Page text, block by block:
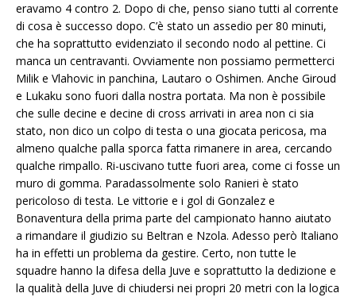
eravamo 4 contro 2. Dopo di che, penso siano tutti al corrente
di cosa è successo dopo. C’è stato un assedio per 80 minuti,
che ha soprattutto evidenziato il secondo nodo al pettine. Ci
manca un centravanti. Ovviamente non possiamo permetterci
Milik e Vlahovic in panchina, Lautaro o Oshimen. Anche Giroud
e Lukaku sono fuori dalla nostra portata. Ma non è possibile
che sulle decine e decine di cross arrivati in area non ci sia
stato, non dico un colpo di testa o una giocata pericosa, ma
almeno qualche palla sporca fatta rimanere in area, cercando
qualche rimpallo. Ri-uscivano tutte fuori area, come ci fosse un
muro di gomma. Paradassolmente solo Ranieri è stato
pericoloso di testa. Le vittorie e i gol di Gonzalez e
Bonaventura della prima parte del campionato hanno aiutato
a rimandare il giudizio su Beltran e Nzola. Adesso però Italiano
ha in effetti un problema da gestire. Certo, non tutte le
squadre hanno la difesa della Juve e soprattutto la dedizione e
la qualità della Juve di chiudersi nei propri 20 metri con la logica